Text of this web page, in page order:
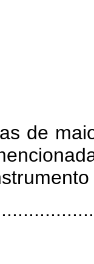
de